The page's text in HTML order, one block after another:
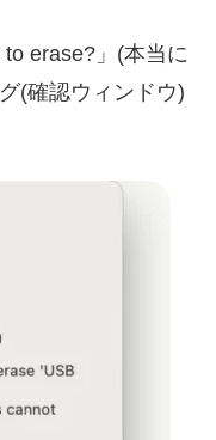
erase?」(本当に
(確認ウィンドウ)